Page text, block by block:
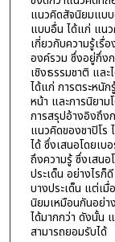
แนวคิดสัจนิยมแบ
แบบอื่น ได้แก่ แน
เกี่ยวกับความรู้เรื่
องค์รวม ซึ่งอยู่กึ่ง
เชิงธรรมชาติ และ
ได้แก่ การตระหนั
หน้า และการนิยา
การสรุปอ้างอิงถึง
แนวคิดของชาปิโ
ได้ ซึ่งเสนอโดยเบ
ถึงความรู้ ซึ่งเสน
ประเด็น อย่างไรก็
บางประเด็น แต่เมื่
นิยมเหมือนกันอย่า
ได้มากกว่า ดังนั้น
สามารถยอมรับได้